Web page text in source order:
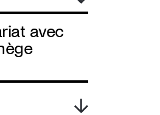
avec